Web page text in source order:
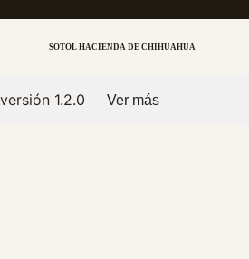
SOTOL HACIENDA DE CHIHUAHUA
versión 1.2.0 Ver más